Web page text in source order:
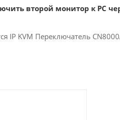
второй монитор к PC
IP KVM Переключатель